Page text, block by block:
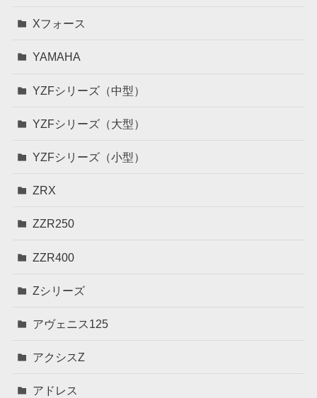
Xフォース
YAMAHA
YZFシリーズ（中型）
YZFシリーズ（大型）
YZFシリーズ（小型）
ZRX
ZZR250
ZZR400
Zシリーズ
アヴェニス125
アクシスZ
アドレス